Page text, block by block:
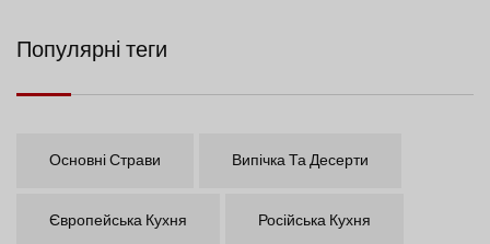
Популярні теги
Основні Страви Випічка Та Десерти
Європейська Кухня Російська Кухня